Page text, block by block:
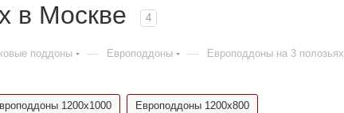
в Москве 4
поддоны — Европоддоны — Европоддоны на 3 полозьях
1200х1000 Европоддоны 1200х800